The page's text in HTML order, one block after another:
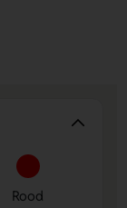
naam of
mee naartoe.
- Laat op 1st
Rood